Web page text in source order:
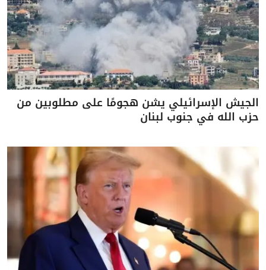
الجيش الإسرائيلي يشن هجومًا على مطلوبين من
حزب الله في جنوب لبنان